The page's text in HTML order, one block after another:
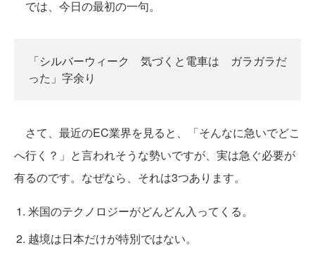
では、今日の最初の一句。
「シルバーウィーク 気づくと電車は ガラガラだ
った」字余り
さて、最近のEC業界を見ると、「そんなに急いでどこ
へ行く？」と言われそうな勢いですが、実は急ぐ必要が
有るのです。なぜなら、それは3つあります。
米国のテクノロジーがどんどん入ってくる。
越境は日本だけが特別ではない。